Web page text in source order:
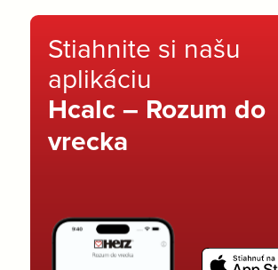
Stiahnite si našu
aplikáciu
Hcalc – Rozum do
vrecka